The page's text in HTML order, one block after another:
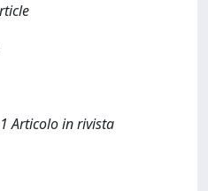
Articolo in rivista